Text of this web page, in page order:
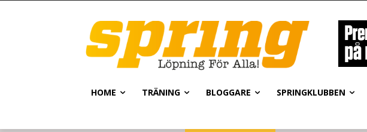
HOME TRÄNING BLOGGARE SPRINGKLUBBEN